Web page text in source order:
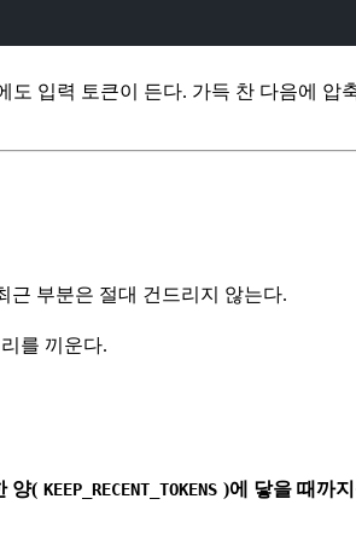
도 입력 토큰이 든다. 가득 찬 다음에 압
부분은 절대 건드리지 않는다.
를 끼운다.
양( KEEP_RECENT_TOKENS )에 닿을 때까